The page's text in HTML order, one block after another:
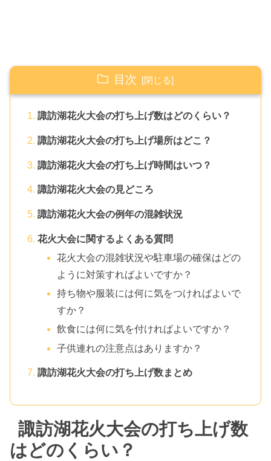
目次
諏訪湖花火大会の打ち上げ数はどのくらい？
諏訪湖花火大会の打ち上げ場所はどこ？
諏訪湖花火大会の打ち上げ時間はいつ？
諏訪湖花火大会の見どころ
諏訪湖花火大会の例年の混雑状況
花火大会に関するよくある質問
花火大会の混雑状況や駐車場の確保はどの
ように対策すればよいですか？
持ち物や服装には何に気をつければよいで
すか？
飲食には何に気を付ければよいですか？
子供連れの注意点はありますか？
諏訪湖花火大会の打ち上げ数まとめ
諏訪湖花火大会の打ち上げ数
はどのくらい？